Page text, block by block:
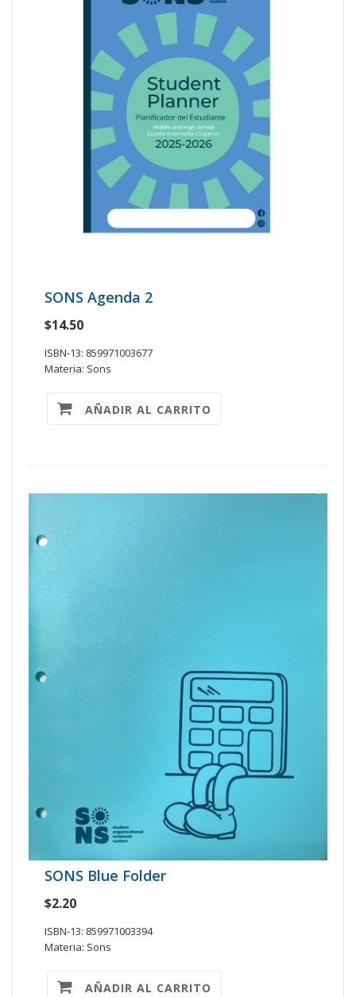
SONS Agenda 2
$14.50
ISBN-13: 859971003677
Materia: Sons
AÑADIR AL CARRITO
SONS Blue Folder
$2.20
ISBN-13: 859971003394
Materia: Sons
AÑADIR AL CARRITO